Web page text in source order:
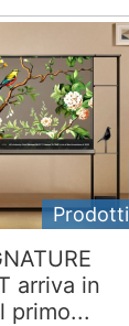
Prodotti
arriva in
primo...